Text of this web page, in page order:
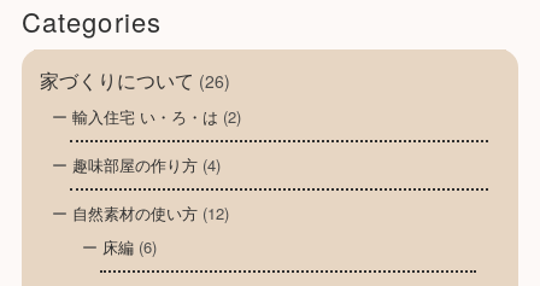
Categories
家づくりについて (26)
輸入住宅 い・ろ・は (2)
趣味部屋の作り方(4)
自然素材の使い方(12)
床編(6)